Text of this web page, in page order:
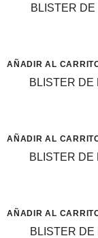
BLISTER
AÑADIR AL
BLISTER DE
AÑADIR AL
BLISTER DE
AÑADIR AL
BLISTER DE